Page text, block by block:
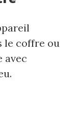
le coffre ou
avec